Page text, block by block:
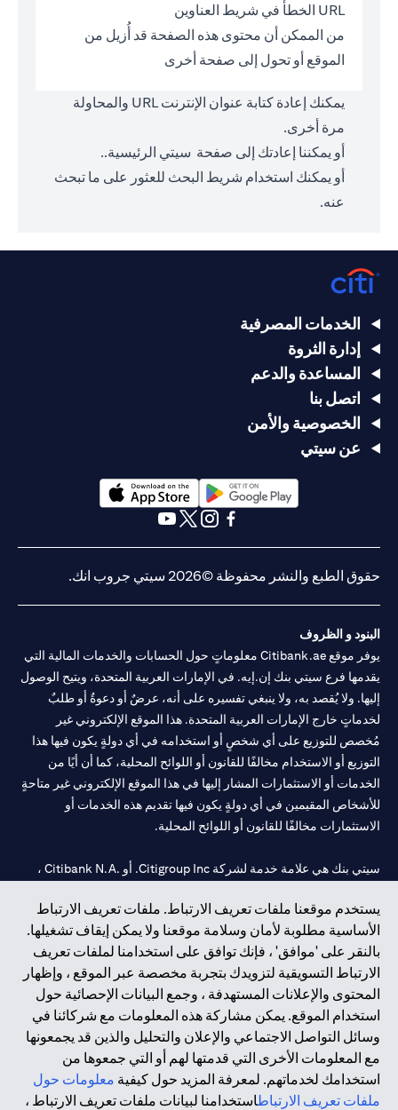
URL الخطأ في شريط العناوين
من الممكن أن محتوى هذه الصفحة قد أُزيل من
الموقع أو تحول إلى صفحة أخرى
يمكنك إعادة كتابة عنوان الإنترنت URL والمحاولة
مرة أخرى.
أو يمكننا إعادتك إلى صفحة سيتي الرئيسية..
أو يمكنك استخدام شريط البحث للعثور على ما تبحث
عنه.
يستخدم موقعنا ملفات تعريف الارتباط. ملفات تعريف الارتباط
الأساسية مطلوبة لأمان وسلامة موقعنا ولا يمكن إيقاف تشغيلها.
بالنقر على 'موافق' ، فإنك توافق على استخدامنا لملفات تعريف
الارتباط التسويقية لتزويدك بتجربة مخصصة عبر الموقع ، وإظهار
المحتوى والإعلانات المستهدفة ، وجمع البيانات الإحصائية حول
استخدام الموقع. يمكن مشاركة هذه المعلومات مع شركائنا في
وسائل التواصل الاجتماعي والإعلان والتحليل والذين قد يجمعونها
مع المعلومات الأخرى التي قدمتها لهم أو التي جمعوها من
استخدامك لخدماتهم. لمعرفة المزيد حول كيفية معلومات حول
ملفات تعريف الارتباطاستخدامنا لبيانات ملفات تعريف الارتباط ،
الخدمات المصرفية
إدارة الثروة
المساعدة والدعم
اتصل بنا
الخصوصية والأمن
عن سيتي
(opens in a new tab)
حقوق الطبع والنشر محفوظة ©2026 سيتي جروب انك.
البنود و الظروف
يوفر موقع Citibank.ae معلوماتٍ حول الحسابات والخدمات المالية التي
يقدمها فرع سيتي بنك إن.إيه. في الإمارات العربية المتحدة، ويتيح الوصول
إليها. ولا يُقصد به، ولا ينبغي تفسيره على أنه، عرضٌ أو دعوةٌ أو طلبٌ
لخدماتٍ خارج الإمارات العربية المتحدة. هذا الموقع الإلكتروني غير
مُخصص للتوزيع على أي شخصٍ أو استخدامه في أي دولةٍ يكون فيها هذا
التوزيع أو الاستخدام مخالفًا للقانون أو اللوائح المحلية، كما أن أيًا من
الخدمات أو الاستثمارات المشار إليها في هذا الموقع الإلكتروني غير متاحةٍ
للأشخاص المقيمين في أي دولةٍ يكون فيها تقديم هذه الخدمات أو
الاستثمارات مخالفًا للقانون أو اللوائح المحلية.
سيتي بنك هي علامة خدمة لشركة Citigroup Inc. أو .Citibank N.A ،
سيتي بنك إن. إيه. الإمارات مسجل لدى مصرف الإمارات المركزي تحت
أرقام التراخيص 202563 لفرع الوصل في دبي، 531989 لفرع مول
الإمارات في دبي، وCN-1002019لفرع أبوظبي. هاتف: 4000 311 04.
فرع سيتي بنك إن إيه - الإمارات العربية المتحدة مرخص من مصرف
الإمارات العربية المتحدة المركزي كفرع لبنك أجنبي.
سيتي بنك إن إيه الإمارات العربية المتحدة مرخص من هيئة الأوراق المالية
والسلع في الإمارات العربية المتحدة ("SCA") للقيام بالنشاط المالي لـ أ)
الاستشارات المالية والتعريف والترويج بموجب ترخيص رقم
20200000097 ب) وسيط تداول في الأسواق الدولية بموجب ترخيص